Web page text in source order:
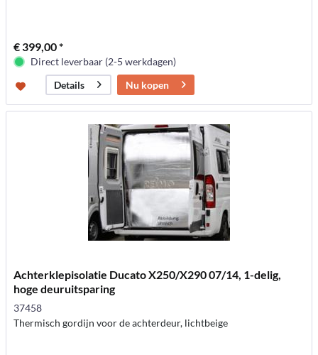
€ 399,00 *
Direct leverbaar (2-5 werkdagen)
Details
Nu kopen
Achterklepisolatie Ducato X250/X290 07/14, 1-delig,
hoge deuruitsparing
37458
Thermisch gordijn voor de achterdeur, lichtbeige